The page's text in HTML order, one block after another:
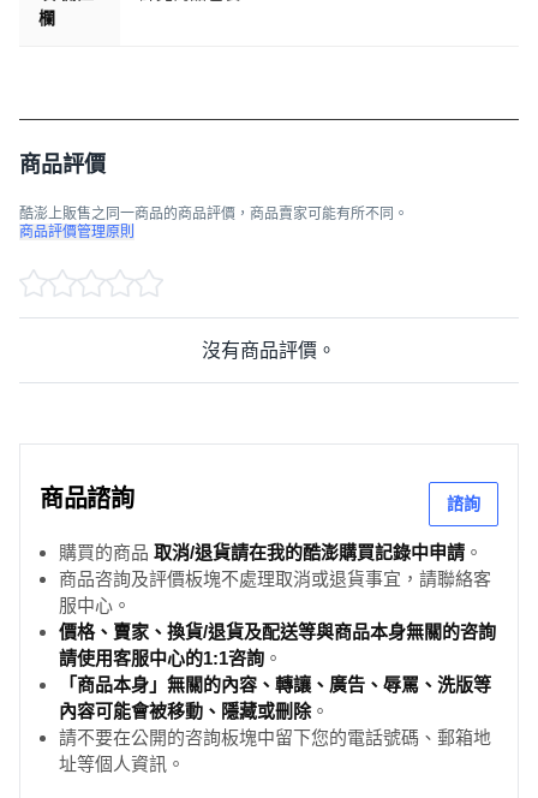
欄
商品評價
酷澎上販售之同一商品的商品評價，商品賣家可能有所不同。
商品評價管理原則
沒有商品評價。
商品諮詢 諮詢
購買的商品 取消/退貨請在我的酷澎購買記錄中申請 。
商品咨詢及評價板塊不處理取消或退貨事宜，請聯絡客
服中心。
價格、賣家、換貨/退貨及配送等與商品本身無關的咨詢
請使用客服中心的1:1咨詢 。
「商品本身」無關的內容、轉讓、廣告、辱罵、洗版等
內容可能會被移動、隱藏或刪除。
請不要在公開的咨詢板塊中留下您的電話號碼、郵箱地
址等個人資訊。